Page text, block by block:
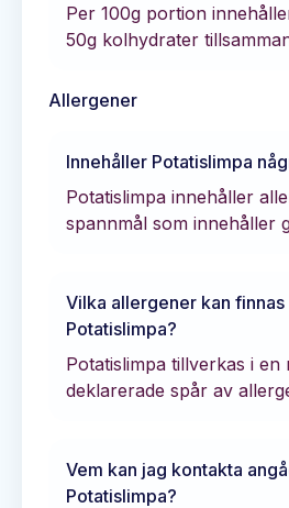
Per 100g portion
50g kolhydrater
Allergener
Innehåller Potatislimpa
Potatislimpa innehåller
spannmål som innehåller
Vilka allergener kan finnas
Potatislimpa?
Potatislimpa tillverkas i en
deklarerade spår av
Vem kan jag kontakta
Potatislimpa?